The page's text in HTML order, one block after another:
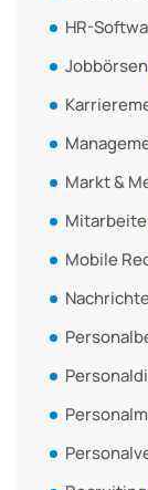
HR-
Jobbörsen
Markt &
Mobile